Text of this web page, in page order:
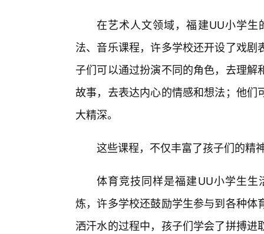
在艺术人文领域，福建UU小学
法、音乐课程，许多学校还开设了戏
子们可以通过扮演不同的角色，去理
故事，去表达内心的情感和想法；他
大精深。
这些课程，不仅丰富了孩子们的精
体育竞技同样是福建UU小学生
炼，许多学校还鼓励学生参与到各种
洒汗水的过程中，孩子们学会了拼搏